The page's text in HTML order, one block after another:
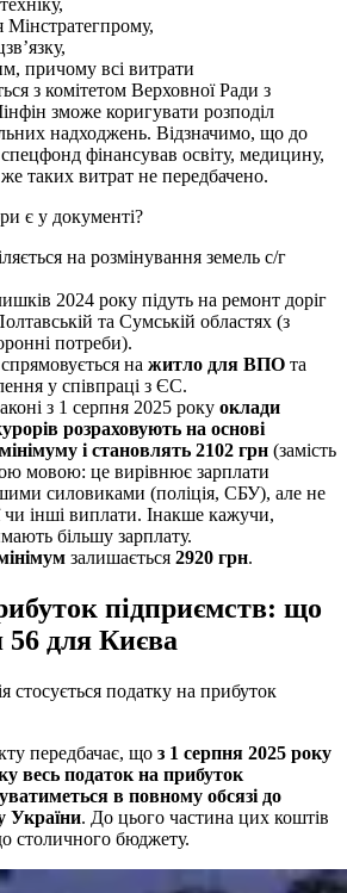
Мінстратегпрому,
причому всі витрати
з комітетом Верховної Ради з
зможе коригувати розподіл
надходжень. Відзначимо, що до
фінансував освіту, медицину,
таких витрат не передбачено.
є у документі?
на розмінування земель с/г
2024 року підуть на ремонт доріг
та Сумській областях (з
потреби).
на житло для ВПО та
у співпраці з ЄС.
з 1 серпня 2025 року оклади
розраховують на основі
і становлять 2102 грн (замість
мовою: це вирівнює зарплати
силовиками (поліція, СБУ), але не
чи інші виплати. Інакше кажучи,
більшу зарплату.
залишається 2920 грн.
підприємств: що
56 для Києва
стосується податку на прибуток
передбачає, що з 1 серпня 2025 року
весь податок на прибуток
в повному обсязі до
України. До цього частина цих коштів
столичного бюджету.